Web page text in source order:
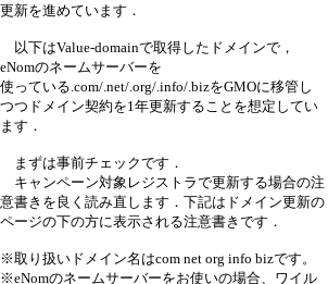
更新を進めています．
以下はValue-domainで取得したドメインで，
eNomのネームサーバーを
使っている.com/.net/.org/.info/.bizをGMOに移管し
つつドメイン契約を1年更新することを想定してい
ます．
まずは事前チェックです．
キャンペーン対象レジストラで更新する場合の注
意書きを良く読み直します．下記はドメイン更新の
ページの下の方に表示される注意書きです．
※取り扱いドメイン名はcom net org info bizです。
※eNomのネームサーバーをお使いの場合、ワイル